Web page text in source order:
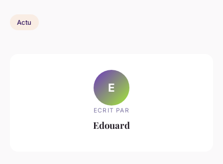
Actu
E
ECRIT PAR
Edouard